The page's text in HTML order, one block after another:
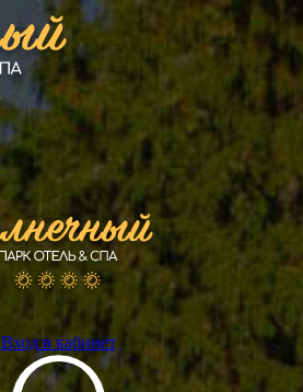
Вход в кабинет